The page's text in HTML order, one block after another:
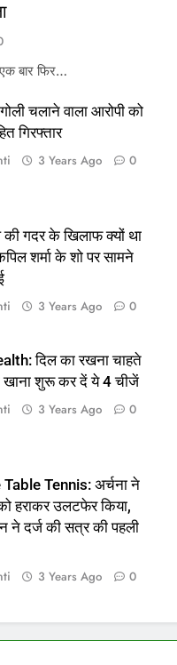
बार फिर…
गोली चलाने वाला आरोपी को
गिरफ्तार
3 Years Ago 0
गदर के खिलाफ क्यों था
शर्मा के शो पर सामने
3 Years Ago 0
दिल का रखना चाहते
खाना शुरू कर दें ये 4 चीजें
3 Years Ago 0
Tennis: अर्चना ने
हराकर उलटफेर किया,
ने दर्ज की सत्र की पहली
3 Years Ago 0